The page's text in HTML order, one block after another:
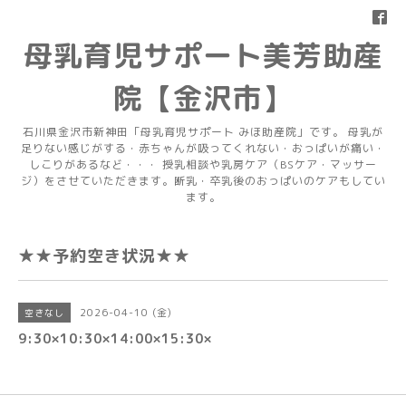
母乳育児サポート美芳助産
院【金沢市】
石川県金沢市新神田「母乳育児サポート みほ助産院」です。 母乳が
足りない感じがする・赤ちゃんが吸ってくれない・おっぱいが痛い・
しこりがあるなど・・・ 授乳相談や乳房ケア（BSケア・マッサー
ジ）をさせていただきます。断乳・卒乳後のおっぱいのケアもしてい
ます。
★★予約空き状況★★
空きなし 2026-04-10 (金)
9:30×10:30×14:00×15:30×